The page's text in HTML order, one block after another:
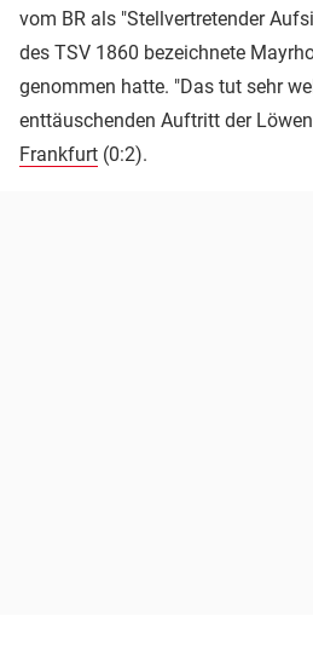
vom BR als "Stellvertretender
des TSV 1860 bezeichnete
genommen hatte. "Das tut sehr
enttäuschenden Auftritt der
Frankfurt (0:2).